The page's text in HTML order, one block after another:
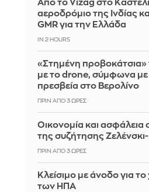
Από το Vizag στο
αεροδρόμιο της Ινδίας
GMR για την Ελλάδα
IN 2 HOURS
«Στημένη προβοκάτσια»
με το drone, σύμφωνα με
πρεσβεία στο Βερολίνο
ΠΡΙΝ ΑΠΌ 3 ΏΡΕΣ
Οικονομία και ασφάλεια
της συζήτησης Ζελένσκι-
ΠΡΙΝ ΑΠΌ 3 ΏΡΕΣ
Κλείσιμο με άνοδο για
των ΗΠΑ